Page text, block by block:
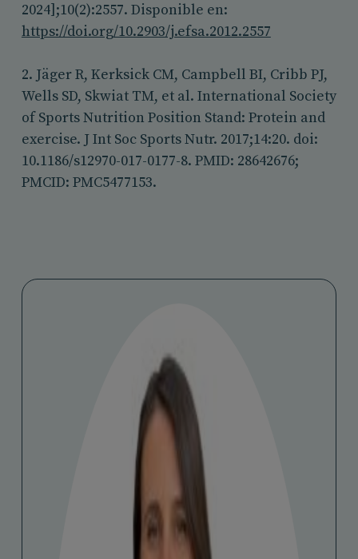
2024];10(2):2557. Disponible en:
https://doi.org/10.2903/j.efsa.2012.2557
2. Jäger R, Kerksick CM, Campbell BI, Cribb PJ,
Wells SD, Skwiat TM, et al. International Society
of Sports Nutrition Position Stand: Protein and
exercise. J Int Soc Sports Nutr. 2017;14:20. doi:
10.1186/s12970-017-0177-8. PMID: 28642676;
PMCID: PMC5477153.